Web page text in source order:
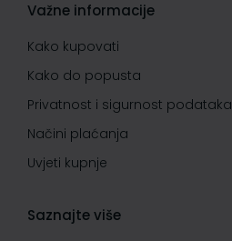
Važne informacije
Kako kupovati
Kako do popusta
Privatnost i sigurnost podataka
Načini plaćanja
Uvjeti kupnje
Saznajte više